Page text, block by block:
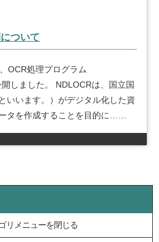
ついて
OCR処理プログラム
開しました。 NDLOCRは、国立国
いいます。）がデジタル化した資
タを作成することを目的に……
リメニューを閉じる